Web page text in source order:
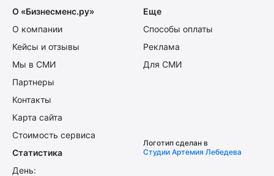
О «Бизнесменс.ру»
О компании
Кейсы и отзывы
Мы в СМИ
Партнеры
Контакты
Карта сайта
Стоимость сервиса
Еще
Способы оплаты
Реклама
Для СМИ
Статистика
День:
Логотип сделан в
Студии Артемия Лебедева